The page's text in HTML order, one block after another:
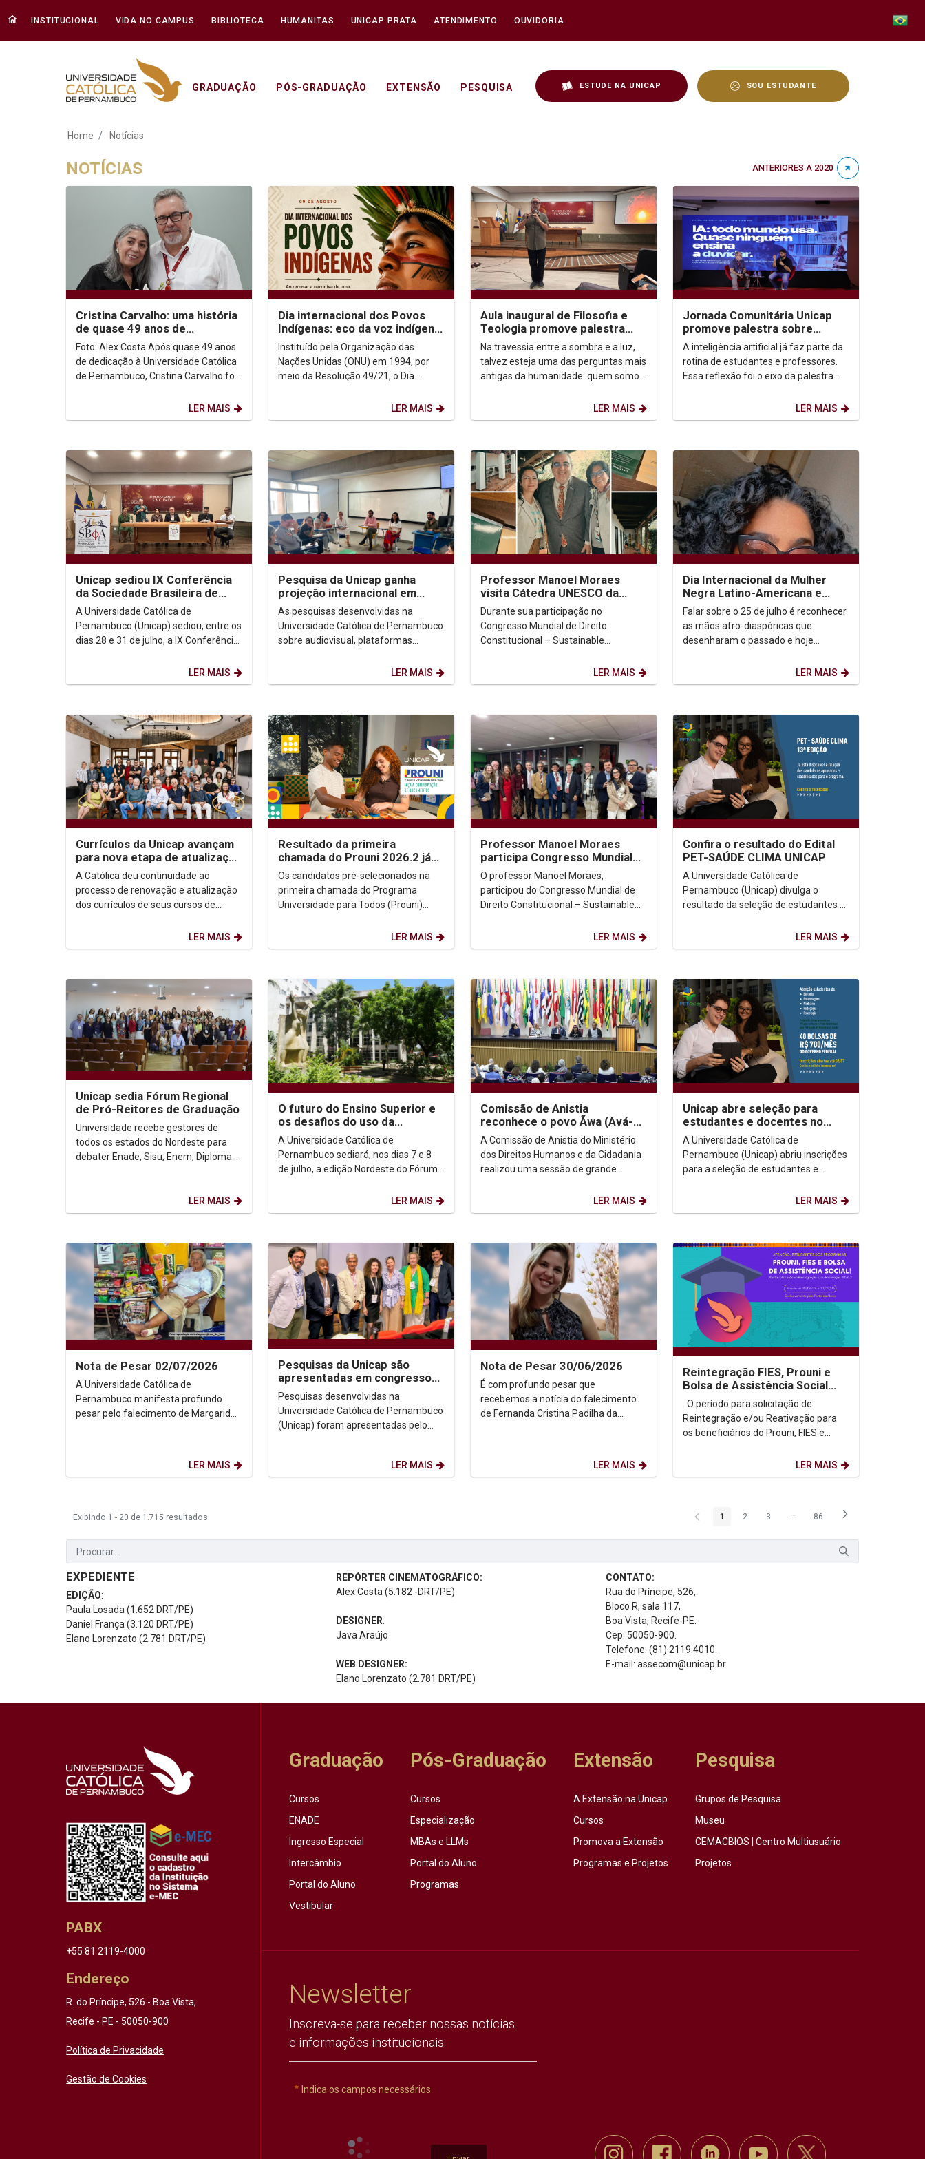
INSTITUCIONAL VIDA NO CAMPUS BIBLIOTECA HUMANITAS UNICAP PRATA ATENDIMENTO OUVIDORIA
GRADUAÇÃO PÓS-GRADUAÇÃO EXTENSÃO PESQUISA ESTUDE NA UNICAP SOU ESTUDANTE
Notícias - Unicap
Home Notícias
NOTÍCIAS ANTERIORES A 2020
Cristina Carvalho: uma história
de quase 49 anos de
dedicação à Unicap
Foto: Alex Costa Após quase 49 anos
de dedicação à Universidade Católica
de Pernambuco, Cristina Carvalho foi
LER MAIS
Dia internacional dos Povos
Indígenas: eco da voz indígena
no contexto urbano
Instituído pela Organização das
Nações Unidas (ONU) em 1994, por
meio da Resolução 49/21, o Dia
de agosto) firma-se como...LER MAIS
Aula inaugural de Filosofia e
Teologia promove palestra
sobre autoconhecimento
Na travessia entre a sombra e a luz,
talvez esteja uma das perguntas mais
antigas da humanidade: quem somos,
LER MAIS
Jornada Comunitária Unicap
promove palestra sobre
aprendizagem com uso de IA
A inteligência artificial já faz parte da
rotina de estudantes e professores.
Essa reflexão foi o eixo da palestra
LER MAIS
Unicap sediou IX Conferência
da Sociedade Brasileira de
Filosofia Analítica
A Universidade Católica de
Pernambuco (Unicap) sediou, entre os
dias 28 e 31 de julho, a IX Conferência
LER MAIS
Pesquisa da Unicap ganha
projeção internacional em
congressos no Brasil e no
México
As pesquisas desenvolvidas na
Universidade Católica de Pernambuco
sobre audiovisual, plataformas
destaque em dois importantes...
LER MAIS
Professor Manoel Moraes
visita Cátedra UNESCO da
Universidad Externado de
Colombia
Durante sua participação no
Congresso Mundial de Direito
Constitucional – Sustainable
Changing World, realizado em
Bogotá,...
LER MAIS
Dia Internacional da Mulher
Negra Latino-Americana e
Caribenha
Falar sobre o 25 de julho é reconhecer
as mãos afro-diaspóricas que
desenharam o passado e hoje
LER MAIS
Currículos da Unicap avançam
para nova etapa de atualização
com foco em competências e
habilidades
A Católica deu continuidade ao
processo de renovação e atualização
dos currículos de seus cursos de
segunda etapa da formação...LER MAIS
Resultado da primeira
chamada do Prouni 2026.2 já
está disponível; candidatos
devem enviar...
Os candidatos pré-selecionados na
primeira chamada do Programa
Universidade para Todos (Prouni)
LER MAIS
Professor Manoel Moraes
participa Congresso Mundial
de Direito Constitucional, na
Colômbia.
O professor Manoel Moraes,
participou do Congresso Mundial de
Direito Constitucional – Sustainable
LER MAIS
Confira o resultado do Edital
PET-SAÚDE CLIMA UNICAP
A Universidade Católica de
Pernambuco (Unicap) divulga o
resultado da seleção de estudantes e
Educação pelo Trabalho para a
Saúde...
LER MAIS
Unicap sedia Fórum Regional
de Pró-Reitores de Graduação
Universidade recebe gestores de
todos os estados do Nordeste para
debater Enade, Sisu, Enem, Diploma
LER MAIS
O futuro do Ensino Superior e
os desafios do uso da
Inteligência Artificial no
ambiente acadêmico...
A Universidade Católica de
Pernambuco sediará, nos dias 7 e 8
de julho, a edição Nordeste do Fórum
Graduação (ForGRAD), reunindo...
LER MAIS
Comissão de Anistia
reconhece o povo Ãwa (Avá-
Canoeiro do Araguaia) como
anistiado político coletivo
A Comissão de Anistia do Ministério
dos Direitos Humanos e da Cidadania
realizou uma sessão de grande
LER MAIS
Unicap abre seleção para
estudantes e docentes no
PET-Saúde: Clima
A Universidade Católica de
Pernambuco (Unicap) abriu inscrições
para a seleção de estudantes e
Programa de Educação pelo...LER MAIS
Nota de Pesar 02/07/2026
A Universidade Católica de
Pernambuco manifesta profundo
pesar pelo falecimento de Margarida
LER MAIS
Pesquisas da Unicap são
apresentadas em congresso
de Comunicação na Irlanda
Pesquisas desenvolvidas na
Universidade Católica de Pernambuco
(Unicap) foram apresentadas pelo
LER MAIS
Nota de Pesar 30/06/2026
É com profundo pesar que
recebemos a notícia do falecimento
de Fernanda Cristina Padilha da
LER MAIS
Reintegração FIES, Prouni e
Bolsa de Assistência Social
2026.2
Reintegração e/ou Reativação para
os beneficiários do Prouni, FIES e
LER MAIS
Exibindo 1 - 20 de 1.715 resultados. Página
1 Página
2 Página
3 ...Páginas intermediárias Usar ABA
Página
86
EXPEDIENTE
EDIÇÃO:
Paula Losada (1.652 DRT/PE)
Daniel França (3.120 DRT/PE)
Elano Lorenzato (2.781 DRT/PE)
REPÓRTER CINEMATOGRÁFICO:
Alex Costa (5.182 -DRT/PE)
DESIGNER:
Java Araújo
WEB DESIGNER:
Elano Lorenzato (2.781 DRT/PE)
CONTATO:
Rua do Príncipe, 526,
Bloco R, sala 117,
Boa Vista, Recife-PE.
Cep: 50050-900.
Telefone: (81) 2119.4010.
E-mail: assecom@unicap.br
PABX
+55 81 2119-4000
Endereço
R. do Príncipe, 526 - Boa Vista,
Recife - PE - 50050-900
Política de Privacidade
Gestão de Cookies
Graduação
Cursos
ENADE
Ingresso Especial
Intercâmbio
Portal do Aluno
Vestibular
Pós-Graduação
Cursos
Especialização
MBAs e LLMs
Portal do Aluno
Programas
Extensão
A Extensão na Unicap
Cursos
Promova a Extensão
Programas e Projetos
Pesquisa
Grupos de Pesquisa
Museu
CEMACBIOS | Centro Multiusuário
Projetos
Newsletter
Inscreva-se para receber nossas notícias
e informações institucionais.
Indica os campos necessários